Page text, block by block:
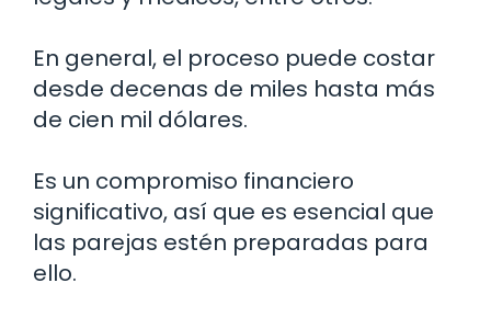
En general, el proceso puede costar
desde decenas de miles hasta más
de cien mil dólares.
Es un compromiso financiero
significativo, así que es esencial que
las parejas estén preparadas para
ello.